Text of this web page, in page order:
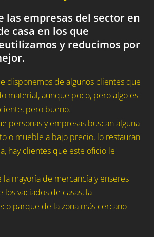
las empresas del sector en
casa en los que
y reducimos por
disponemos de algunos clientes que
material, aunque poco, pero algo es
pero bueno.
personas y empresas buscan alguna
o mueble a bajo precio, lo restauran
hay clientes que este oficio le
la mayoría de mercancía y enseres
vaciados de casas, la
parque de la zona más cercano